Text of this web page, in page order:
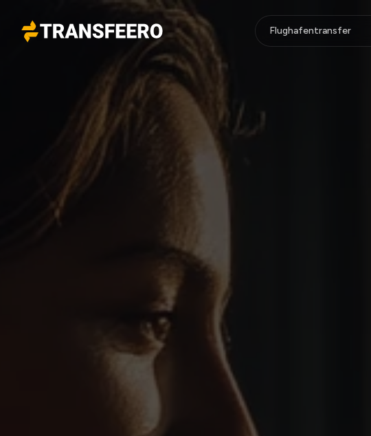
Transfeero
Flughafentransfer